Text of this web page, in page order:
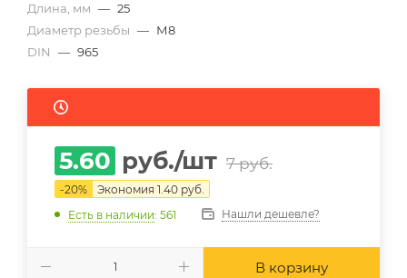
Длина, мм — 25
Диаметр резьбы — М8
DIN
— 965
5.60 руб./шт 7руб.
-20% Экономия 1.40 руб.
Есть в наличии: 561 Нашли дешевле?
В корзину